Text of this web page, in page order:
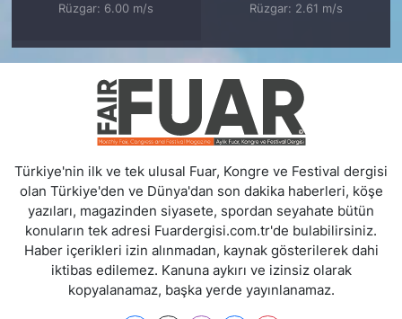
Rüzgar: 6.00 m/s
Rüzgar: 2.61 m/s
Türkiye'nin ilk ve tek ulusal Fuar, Kongre ve Festival dergisi
olan Türkiye'den ve Dünya'dan son dakika haberleri, köşe
yazıları, magazinden siyasete, spordan seyahate bütün
konuların tek adresi Fuardergisi.com.tr'de bulabilirsiniz.
Haber içerikleri izin alınmadan, kaynak gösterilerek dahi
iktibas edilemez. Kanuna aykırı ve izinsiz olarak
kopyalanamaz, başka yerde yayınlanamaz.